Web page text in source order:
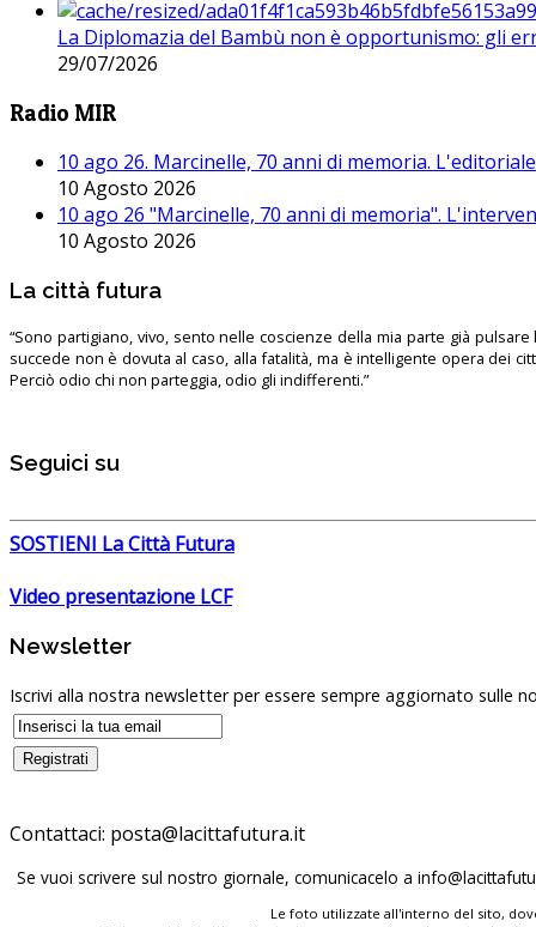
La Diplomazia del Bambù non è opportunismo: gli
29/07/2026
Radio MIR
10 ago 26. Marcinelle, 70 anni di memoria.
10 Agosto 2026
10 ago 26 "Marcinelle, 70 anni di memoria".
10 Agosto 2026
La città futura
“Sono partigiano, vivo, sento nelle coscienze della mia parte già pulsare
succede non è dovuta al caso, alla fatalità, ma è intelligente opera dei
Perciò odio chi non parteggia, odio gli indifferenti.”
Seguici su
SOSTIENI La Città Futura
Video presentazione LCF
Newsletter
Iscrivi alla nostra newsletter per essere sempre aggiornato sulle
Contattaci:
Se vuoi scrivere sul nostro giornale, comunicacelo a
Le foto utilizzate all'interno del sito,